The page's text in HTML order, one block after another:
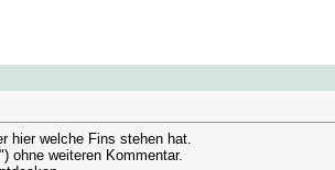
hier welche Fins stehen hat.
ohne weiteren Kommentar.